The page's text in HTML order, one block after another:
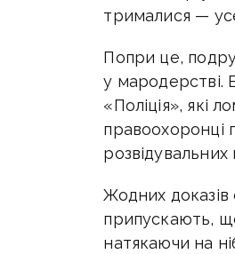
трималися —
Попри це,
у
«Поліція», які
правоохоронці
розвідувальних
Жодних
припускають,
натякаючи на